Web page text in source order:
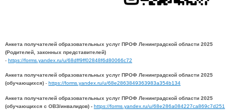
Анкета получателей образовательных услуг ПРОФ Ленинградской области 2025
(Родителей, законных представителей)
- https://forms.yandex.ru/u/68dff9ff02848f6d80066c72
Анкета получателей образовательных услуг ПРОФ Ленинградской области 2025
(обучающихся) - https://forms.yandex.ru/u/68e2863849363983a354b134
Анкета получателей образовательных услуг ПРОФ Ленинградской области 2025
(обучающихся с ОВЗ/инвалидов) - https://forms.yandex.ru/u/68e286a084227ca869c7d251